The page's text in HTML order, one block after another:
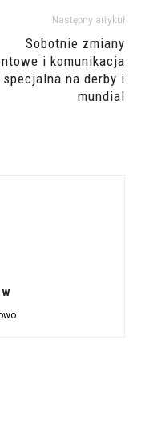
Następny artykuł
Sobotnie zmiany
i komunikacja
specjalna na derby i
mundial